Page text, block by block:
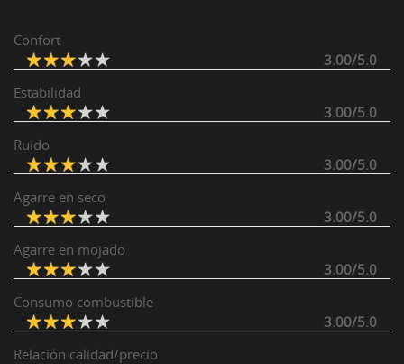
Confort
3.00/5.0
Estabilidad
3.00/5.0
Ruido
3.00/5.0
Agarre en seco
3.00/5.0
Agarre en mojado
3.00/5.0
Consumo combustible
3.00/5.0
Relación calidad/precio